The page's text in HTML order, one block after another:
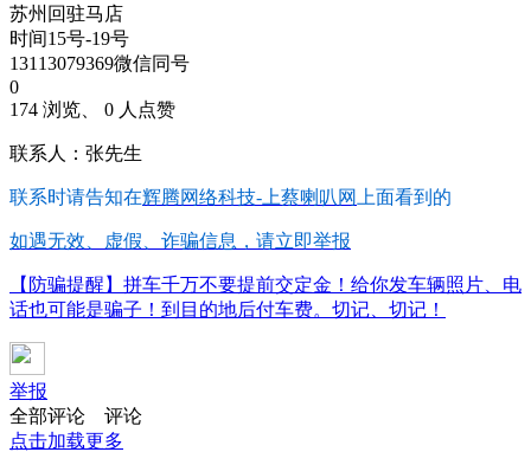
苏州回驻马店
时间15号-19号
13113079369微信同号
0
174 浏览、 0 人点赞
联系人：张先生
联系时请告知在辉腾网络科技-上蔡喇叭网 上面看到的
如遇无效、虚假、诈骗信息，请立即举报
【防骗提醒】拼车千万不要提前交定金！给你发车辆照片、电
话也可能是骗子！到目的地后付车费。切记、切记！
举报
全部评论
评论
点击加载更多